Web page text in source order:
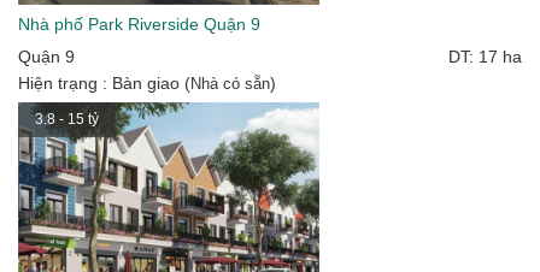
Nhà phố Park Riverside Quận 9
Quận 9
DT: 17 ha
Hiện trạng : Bàn giao (Nhà có sẵn)
3.8 - 15 tỷ